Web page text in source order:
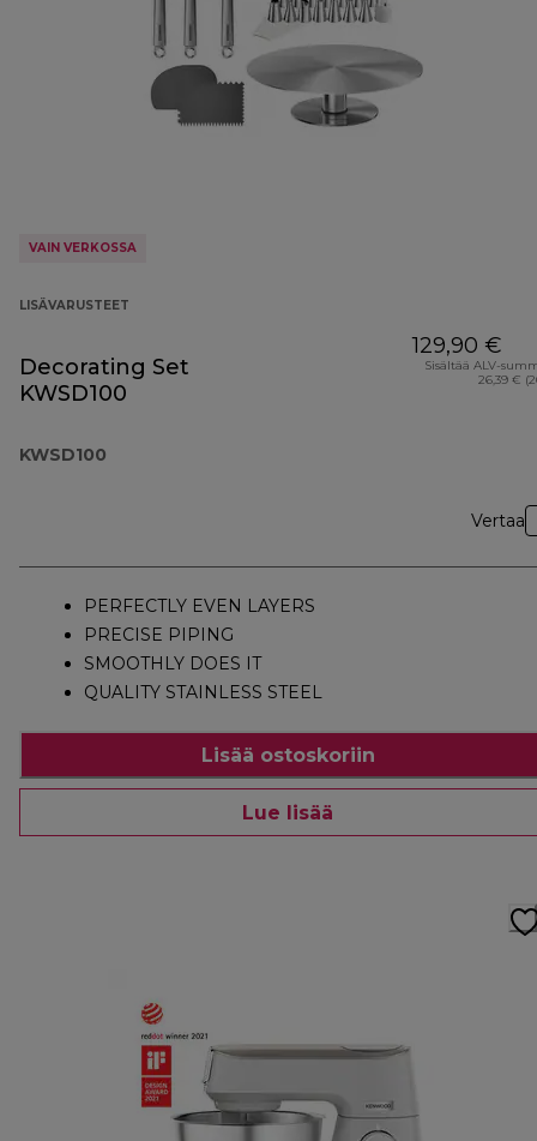
VAIN VERKOSSA
LISÄVARUSTEET
Decorating Set
KWSD100
KWSD100
129,90 €
Sisältää ALV-
26,39 €
Vertaa
PERFECTLY EVEN LAYERS
PRECISE PIPING
SMOOTHLY DOES IT
QUALITY STAINLESS STEEL
Lisää ostoskoriin
Lue lisää